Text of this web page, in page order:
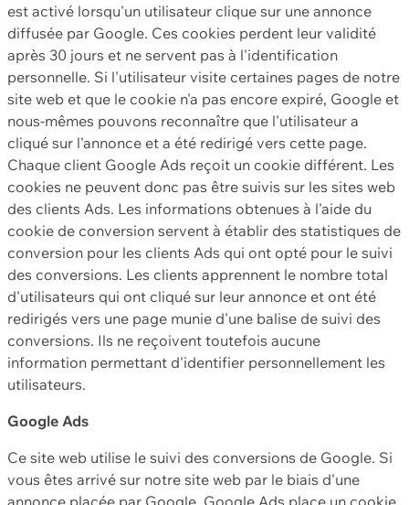
est activé lorsqu'un utilisateur clique sur une annonce
diffusée par Google. Ces cookies perdent leur validité
après 30 jours et ne servent pas à l'identification
personnelle. Si l'utilisateur visite certaines pages de notre
site web et que le cookie n'a pas encore expiré, Google et
nous-mêmes pouvons reconnaître que l'utilisateur a
cliqué sur l'annonce et a été redirigé vers cette page.
Chaque client Google Ads reçoit un cookie différent. Les
cookies ne peuvent donc pas être suivis sur les sites web
des clients Ads. Les informations obtenues à l'aide du
cookie de conversion servent à établir des statistiques de
conversion pour les clients Ads qui ont opté pour le suivi
des conversions. Les clients apprennent le nombre total
d'utilisateurs qui ont cliqué sur leur annonce et ont été
redirigés vers une page munie d'une balise de suivi des
conversions. Ils ne reçoivent toutefois aucune
information permettant d'identifier personnellement les
utilisateurs.
Google Ads
Ce site web utilise le suivi des conversions de Google. Si
vous êtes arrivé sur notre site web par le biais d'une